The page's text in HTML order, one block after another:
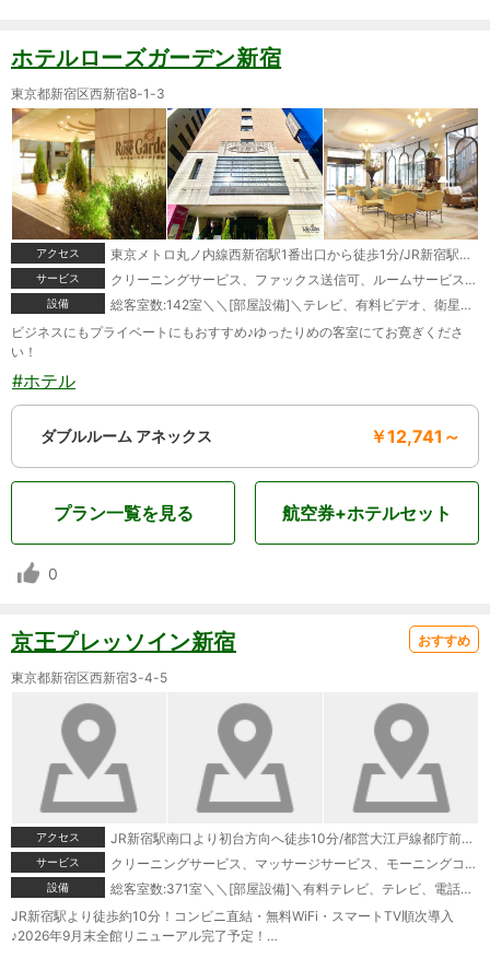
ホテルローズガーデン新宿
東京都新宿区西新宿8-1-3
アクセス 東京メトロ丸ノ内線西新宿駅1番出口から徒歩1分/JR新宿駅西口から徒歩10分
サービス クリーニングサービス、ファックス送信可、ルームサービス、マッサージサービス、モーニングコール、宅配便、駐車場あり
設備
総客室数:142室＼＼[部屋設備]＼テレビ、有料ビデオ、衛星放送(無料)、ビデオデッキ(貸出)、電話、モジュラージャック、インターネット接続(LAN形式)、インターネット接続(無線LAN形式)、湯沸かしポット、お茶セット、冷蔵庫、ドライヤー、ズボンプレッサー(貸出)、電気スタンド(貸出)、アイロン(貸出)、洗浄機付トイレ、ボディーソープ、シャンプー、リンス、洗顔ソープ、ハミガキセット、カミソリ、ブラシ、タオル、バスタオル、ナイトウェア、浴衣、スリッパ＼＼[館内設備]＼レストラン、宴会場、会議室、禁煙ルーム、自動販売機、コインランドリー(有料)
ビジネスにもプライベートにもおすすめ♪ゆったりめの客室にてお寛ぎくださ
い！
#ホテル
ダブルルーム アネックス ￥12,741～
プラン一覧を見る 航空券+ホテルセット
0
京王プレッソイン新宿 おすすめ
東京都新宿区西新宿3-4-5
アクセス JR新宿駅南口より初台方向へ徒歩10分/都営大江戸線都庁前駅A4出口より甲州街道方向へ徒歩8分
サービス クリーニングサービス、マッサージサービス、モーニングコール、宅配便
設備
総客室数:371室＼＼[部屋設備]＼有料テレビ、テレビ、電話、湯沸かしポット、冷蔵庫、ドライヤー、ズボンプレッサー(貸出)、電気スタンド(貸出)、アイロン(貸出)、加湿器、個別空調、変圧器(貸出)、洗浄機付トイレ、石鹸(液体)、ボディーソープ、シャンプー、リンス、ハミガキセット、カミソリ、シャワーキャップ、ブラシ、タオル、バスタオル、スリッパ、パジャマ＼＼[館内設備]＼禁煙ルーム、コンビニエンスストア、自動販売機、コインランドリー(有料)
JR新宿駅より徒歩約10分！コンビニ直結・無料WiFi・スマートTV順次導入
♪2026年9月末全館リニューアル完了予定！…